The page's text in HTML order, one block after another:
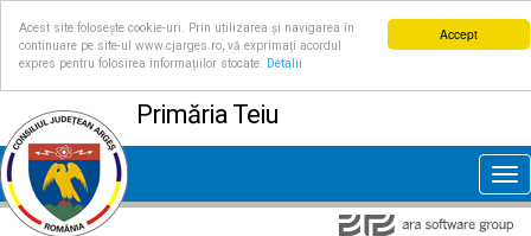
Accept
Acest site folosește cookie-uri. Prin utilizarea și navigarea în
continuare pe site-ul www.cjarges.ro, vă exprimați acordul
expres pentru folosirea informațiilor stocate.
Detalii
Primăria Teiu